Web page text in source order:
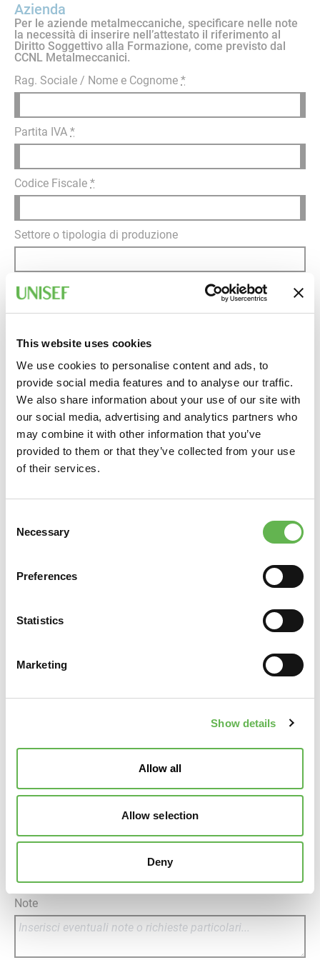
This website uses cookies
We use cookies to personalise content and ads, to
provide social media features and to analyse our traffic.
We also share information about your use of our site with
our social media, advertising and analytics partners who
may combine it with other information that you’ve
provided to them or that they’ve collected from your use
of their services.
Selection
Necessary
Preferences
Statistics
Marketing
Show details
Allow all
Allow selection
Deny
Azienda
Per le aziende metalmeccaniche, specificare nelle note
la necessità di inserire nell’attestato il riferimento al
Diritto Soggettivo alla Formazione, come previsto dal
CCNL Metalmeccanici.
Rag. Sociale / Nome e Cognome *
Partita IVA *
Codice Fiscale *
Settore o tipologia di produzione
Indirizzo sede legale (Via, Cap, Città, Provincia)
Telefono
Fax
Email
Banca
IBAN
Pordenone
Iscritta a Sistema Aperto FVG
Non Associata
Note